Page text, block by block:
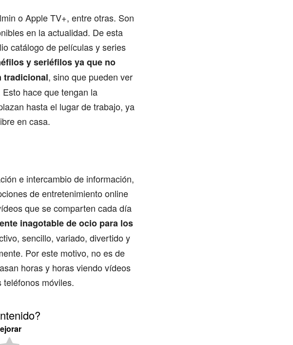
o Apple TV+, entre otras. Son
en la actualidad. De esta
catálogo de películas y series
y seriéfilos ya que no
tradicional, sino que pueden ver
hace que tengan la
hasta el lugar de trabajo, ya
en casa.
e intercambio de información,
de entretenimiento online
que se comparten cada día
inagotable de ocio para los
sencillo, variado, divertido y
Por este motivo, no es de
horas y horas viendo vídeos
móviles.